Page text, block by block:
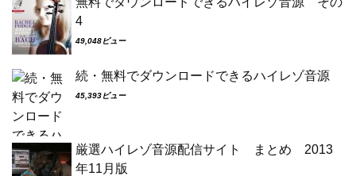
4
49,048ビュー
続・無料でダウンロードできるハイレゾ音源
45,393ビュー
厳選ハイレゾ音源配信サイト まとめ 2013
年11月版